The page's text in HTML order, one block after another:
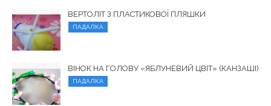
ВЕРТОЛІТ З ПЛАСТИКОВОЇ ПЛЯШКИ
ПАДАЛКА
ВІНОК НА ГОЛОВУ «ЯБЛУНЕВИЙ ЦВІТ» (КАНЗАШІ)
ПАДАЛКА